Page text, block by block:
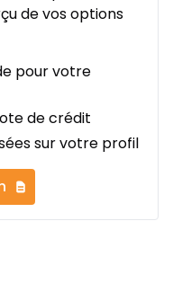
de vos options
pour votre
de crédit
sur votre profil